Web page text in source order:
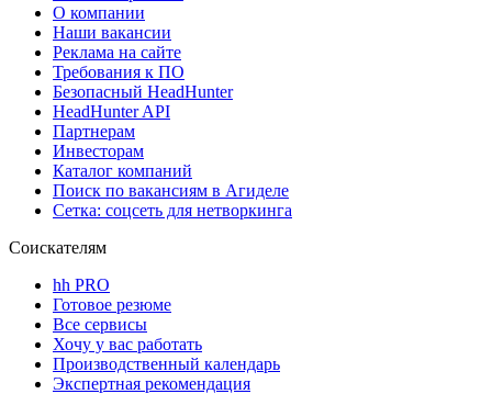
О компании
Наши вакансии
Реклама на сайте
Требования к ПО
Безопасный HeadHunter
HeadHunter API
Партнерам
Инвесторам
Каталог компаний
Поиск по вакансиям в Агиделе
Сетка: соцсеть для нетворкинга
Соискателям
hh PRO
Готовое резюме
Все сервисы
Хочу у вас работать
Производственный календарь
Экспертная рекомендация